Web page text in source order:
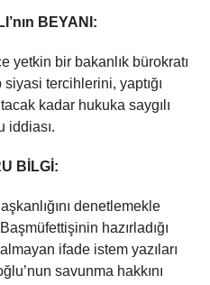
BEYANI:
yetkin bir bakanlık bürokratı
tercihlerini, yaptığı
kadar hukuka saygılı
iddiası.
BİLGİ:
denetlemekle
hazırladığı
ifade istem yazıları
savunma hakkını